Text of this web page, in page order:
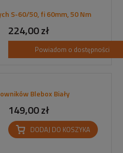
S-60/50, fi 60mm, 50 Nm
224,00 zł
Powiadom o dostępności
Blebox Biały
149,00 zł
DODAJ DO KOSZYKA